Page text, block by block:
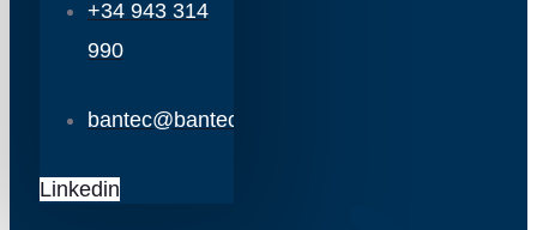
+34 943 314
990
bantec@bantec.es
Linkedin